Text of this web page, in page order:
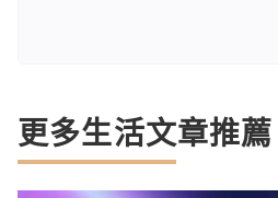
更多生活文章推薦